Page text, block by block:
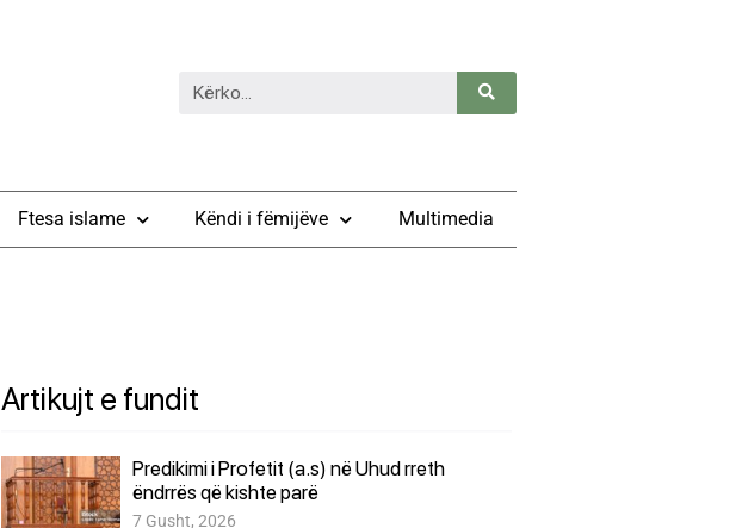
Ftesa islame Këndi i fëmijëve Multimedia
Artikujt e fundit
Predikimi i Profetit (a.s) në Uhud rreth
ëndrrës që kishte parë
7 Gusht, 2026